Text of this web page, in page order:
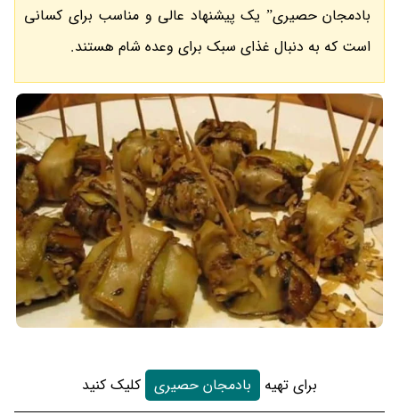
بادمجان حصیری” یک پیشنهاد عالی و مناسب برای کسانی
است که به دنبال غذای سبک برای وعده شام هستند.
برای تهیه بادمجان حصیری کلیک کنید